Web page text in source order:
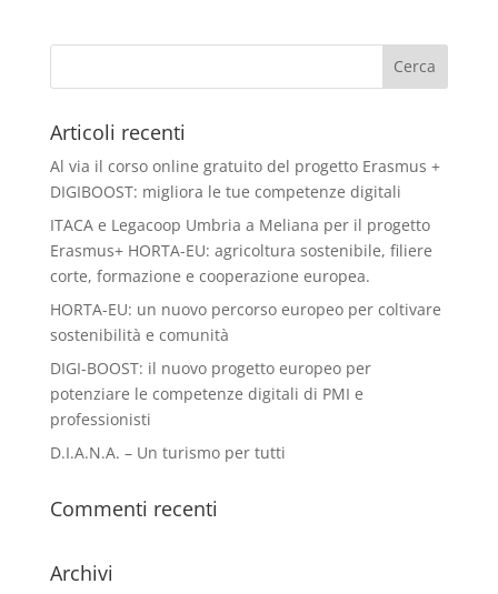
Articoli recenti
Al via il corso online gratuito del progetto Erasmus +
DIGIBOOST: migliora le tue competenze digitali
ITACA e Legacoop Umbria a Meliana per il progetto
Erasmus+ HORTA-EU: agricoltura sostenibile, filiere
corte, formazione e cooperazione europea.
HORTA-EU: un nuovo percorso europeo per coltivare
sostenibilità e comunità
DIGI-BOOST: il nuovo progetto europeo per
potenziare le competenze digitali di PMI e
professionisti
D.I.A.N.A. – Un turismo per tutti
Commenti recenti
Archivi